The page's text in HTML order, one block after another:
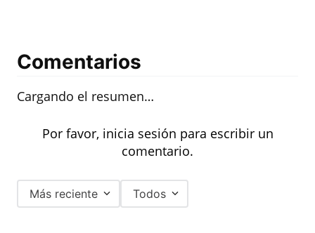
Comentarios
Cargando el resumen…
Por favor, inicia sesión para escribir un
comentario.
Más reciente Todos